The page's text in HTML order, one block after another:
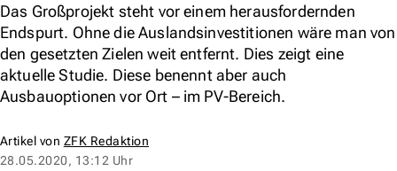
Das Großprojekt steht vor einem herausfordernden
Endspurt. Ohne die Auslandsinvestitionen wäre man von
den gesetzten Zielen weit entfernt. Dies zeigt eine
aktuelle Studie. Diese benennt aber auch
Ausbauoptionen vor Ort – im PV-Bereich.
Artikel von ZFK Redaktion
28.05.2020, 13:12 Uhr